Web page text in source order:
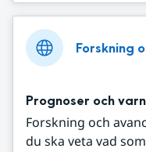
Forskning
Prognoser och
Forskning och
du ska veta vad